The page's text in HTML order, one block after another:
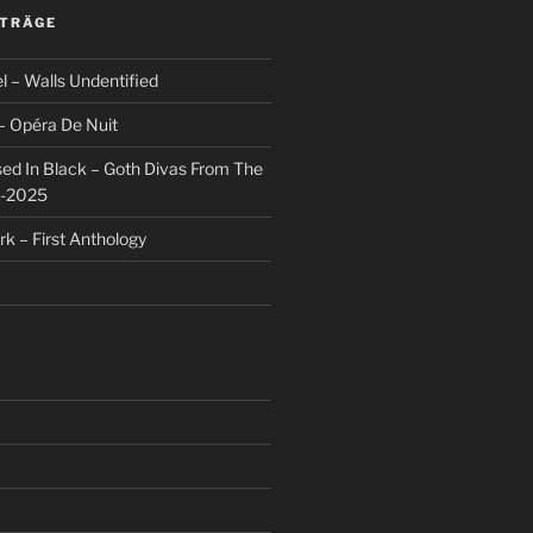
– Walls Undentified
Opéra De Nuit
In Black – Goth Divas From The
2025
– First Anthology